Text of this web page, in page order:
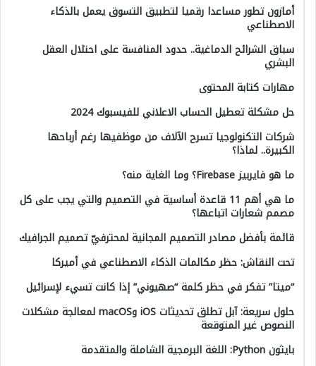
أمازون تطور مساعدا رقميا لتطبيق التسوق يعمل بالذكاء
الاصطناعي
سباق الشرائح الدماغية.. حدود المنافسة على احتلال العقل
البشري
مهارات كتابة المحتوى
حل مشكلة تعطيل الحساب الاعلاني للفيسبوك 2024
شركات التكنولوجيا تسرح الآلاف من موظفيها رغم أرباحها
الكبيرة.. لماذا؟
ما هو فايربيز Firebase؟ وما الغاية منه؟
ما هي أهم 11 قاعدة أساسية في التصميم والتي يجب على كل
مصمم شعارات اتباعها؟
قائمة بأفضل مصادر التصميم المجانية لمحترفيّ تصميم الجرافيك
تحت النقاش: حظر مكالمات الذكاء الاصطناعي في أميركا
“ميتا” تفكر في حظر كلمة “صهيوني” إذا كانت تسيء لإسرائيل
حلول سريعة: آبل تطلق تحديثات iOS وmacOS لمعالجة مشكلات
النصوص غير المتوقعة
بايثون Python: اللغة البرمجية الشاملة والمتقدمة